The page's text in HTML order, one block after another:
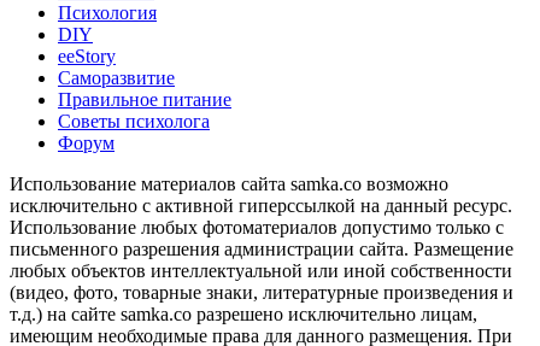
Психология
DIY
ееStory
Саморазвитие
Правильное питание
Советы психолога
Форум
Использование материалов сайта samka.co возможно
исключительно с активной гиперссылкой на данный ресурс.
Использование любых фотоматериалов допустимо только с
письменного разрешения администрации сайта. Размещение
любых объектов интеллектуальной или иной собственности
(видео, фото, товарные знаки, литературные произведения и
т.д.) на сайте samka.co разрешено исключительно лицам,
имеющим необходимые права для данного размещения. При